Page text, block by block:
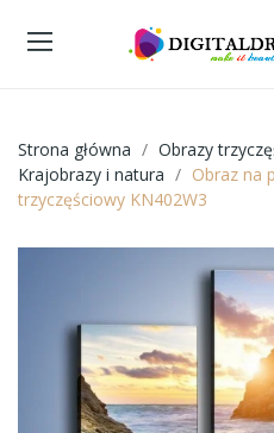
Strona główna Obrazy
Krajobrazy i natura
Obraz na
trzyczęściowy KN402W3